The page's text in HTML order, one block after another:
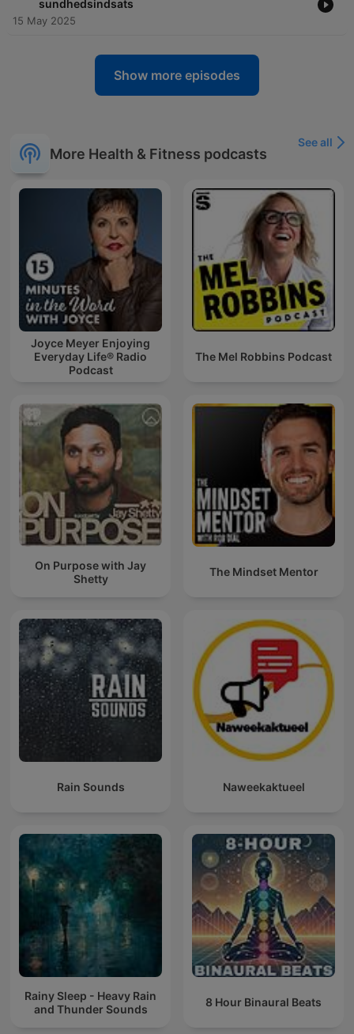
sundhedsindsats
15 May 2025
Show more episodes
More Health & Fitness podcasts
See all
Joyce Meyer Enjoying
Everyday Life® Radio
Podcast
The Mel Robbins Podcast
On Purpose with Jay
Shetty
The Mindset Mentor
Rain Sounds Naweekaktueel
Rainy Sleep - Heavy Rain
and Thunder Sounds
8 Hour Binaural Beats